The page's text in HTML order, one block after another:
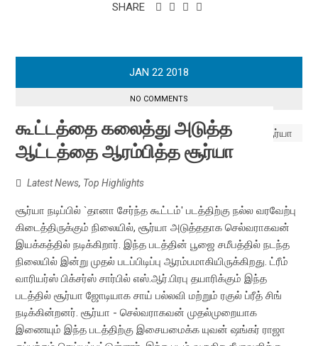
SHARE
JAN 22 2018
NO COMMENTS
கூட்டத்தை கலைத்து அடுத்த
ஆட்டத்தை ஆரம்பித்த சூர்யா
Latest News, Top Highlights
சூர்யா நடிப்பில் `தானா சேர்ந்த கூட்டம்' படத்திற்கு நல்ல வரவேற்பு
கிடைத்திருக்கும் நிலையில், சூர்யா அடுத்ததாக செல்வராகவன்
இயக்கத்தில் நடிக்கிறார். இந்த படத்தின் பூஜை சமீபத்தில் நடந்த
நிலையில் இன்று முதல் படப்பிடிப்பு ஆரம்பமாகியிருக்கிறது. ட்ரீம்
வாரியர்ஸ் பிக்சர்ஸ் சார்பில் எஸ்.ஆர்.பிரபு தயாரிக்கும் இந்த
படத்தில் சூர்யா ஜோடியாக சாய் பல்லவி மற்றும் ரகுல் ப்ரீத் சிங்
நடிக்கின்றனர். சூர்யா - செல்வராகவன் முதல்முறையாக
இணையும் இந்த படத்திற்கு இசையமைக்க யுவன் ஷங்கர் ராஜா